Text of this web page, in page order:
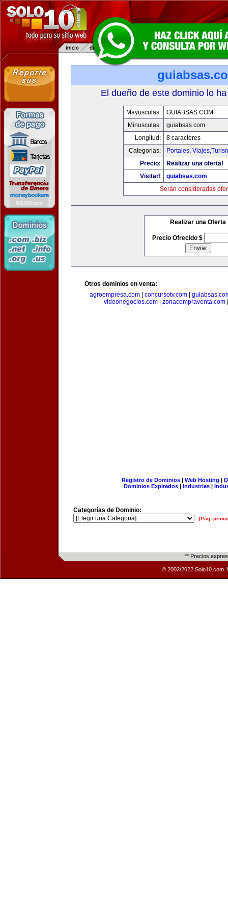
El dueño de este dominio lo
Mayusculas:
GUIABSAS.COM
Minusculas:
guiabsas.com
Longitud:
8 caracteres
Categorias:
Portales,
Precio:
Realizar una oferta!
Visitar!
guiabsas.com
Serán consideradas
Realizar una Oferta
Precio Ofrecido $
Otros dominios en venta:
agroempresa.com
concursotv.com
videonegocios.com
zonacompraventa.com
Registro de Dominios| Web Hosting |
Dominios Expirados | Industrias |
Categorías de Dominio:
[Pág.
** Precios
© 2002/2022 Solo10.com